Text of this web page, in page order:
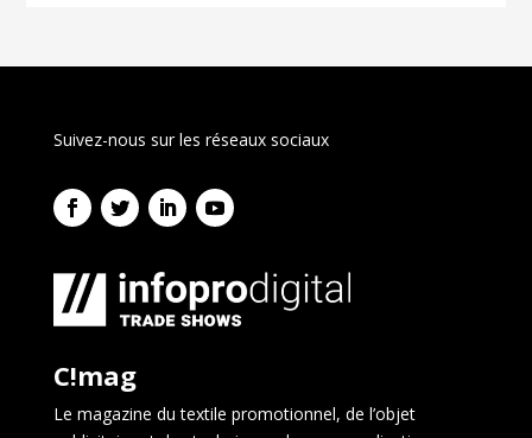
Suivez-nous sur les réseaux sociaux
C!mag
Le magazine du textile promotionnel, de l’objet